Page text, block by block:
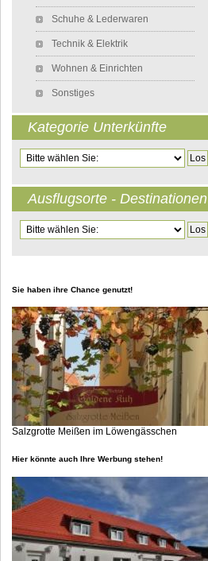
Schuhe & Lederwaren
Technik & Elektrik
Wohnen & Einrichten
Sonstiges
Kategorie Unterkünfte
Zielseite
Ausflugsorte - Destinationen
Zielseite
Sie haben ihre Chance genutzt!
Salzgrotte Meißen im Löwengässchen
Hier könnte auch Ihre Werbung stehen!